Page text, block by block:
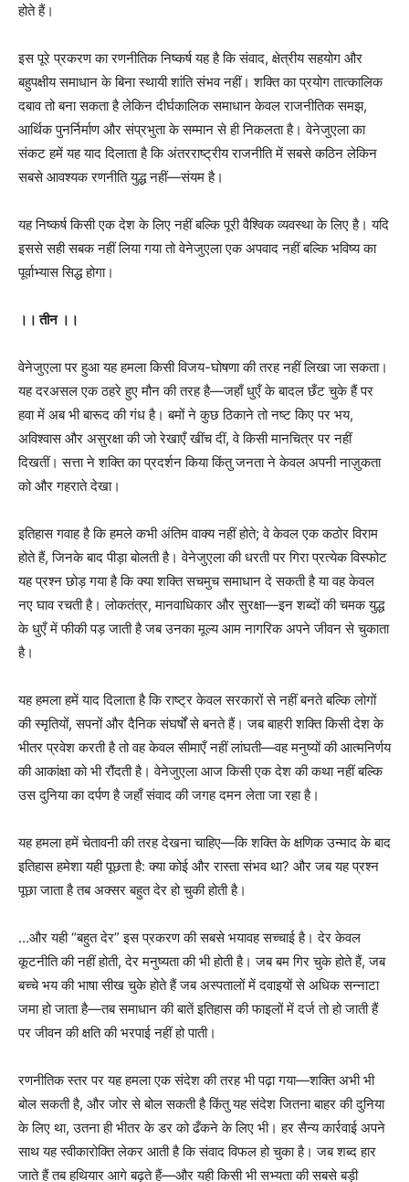
होते हैं।
इस पूरे प्रकरण का रणनीतिक निष्कर्ष यह है कि संवाद, क्षेत्रीय सहयोग और
बहुपक्षीय समाधान के बिना स्थायी शांति संभव नहीं। शक्ति का प्रयोग तात्कालिक
दबाव तो बना सकता है लेकिन दीर्घकालिक समाधान केवल राजनीतिक समझ,
आर्थिक पुनर्निर्माण और संप्रभुता के सम्मान से ही निकलता है। वेनेजुएला का
संकट हमें यह याद दिलाता है कि अंतरराष्ट्रीय राजनीति में सबसे कठिन लेकिन
सबसे आवश्यक रणनीति युद्ध नहीं—संयम है।
यह निष्कर्ष किसी एक देश के लिए नहीं बल्कि पूरी वैश्विक व्यवस्था के लिए है। यदि
इससे सही सबक नहीं लिया गया तो वेनेजुएला एक अपवाद नहीं बल्कि भविष्य का
पूर्वाभ्यास सिद्ध होगा।
।। तीन ।।
वेनेजुएला पर हुआ यह हमला किसी विजय-घोषणा की तरह नहीं लिखा जा सकता।
यह दरअसल एक ठहरे हुए मौन की तरह है—जहाँ धुएँ के बादल छँट चुके हैं पर
हवा में अब भी बारूद की गंध है। बमों ने कुछ ठिकाने तो नष्ट किए पर भय,
अविश्वास और असुरक्षा की जो रेखाएँ खींच दीं, वे किसी मानचित्र पर नहीं
दिखतीं। सत्ता ने शक्ति का प्रदर्शन किया किंतु जनता ने केवल अपनी नाज़ुकता
को और गहराते देखा।
इतिहास गवाह है कि हमले कभी अंतिम वाक्य नहीं होते; वे केवल एक कठोर विराम
होते हैं, जिनके बाद पीड़ा बोलती है। वेनेजुएला की धरती पर गिरा प्रत्येक विस्फोट
यह प्रश्न छोड़ गया है कि क्या शक्ति सचमुच समाधान दे सकती है या वह केवल
नए घाव रचती है। लोकतंत्र, मानवाधिकार और सुरक्षा—इन शब्दों की चमक युद्ध
के धुएँ में फीकी पड़ जाती है जब उनका मूल्य आम नागरिक अपने जीवन से चुकाता
है।
यह हमला हमें याद दिलाता है कि राष्ट्र केवल सरकारों से नहीं बनते बल्कि लोगों
की स्मृतियों, सपनों और दैनिक संघर्षों से बनते हैं। जब बाहरी शक्ति किसी देश के
भीतर प्रवेश करती है तो वह केवल सीमाएँ नहीं लांघती—वह मनुष्यों की आत्मनिर्णय
की आकांक्षा को भी रौंदती है। वेनेजुएला आज किसी एक देश की कथा नहीं बल्कि
उस दुनिया का दर्पण है जहाँ संवाद की जगह दमन लेता जा रहा है।
यह हमला हमें चेतावनी की तरह देखना चाहिए—कि शक्ति के क्षणिक उन्माद के बाद
इतिहास हमेशा यही पूछता है: क्या कोई और रास्ता संभव था? और जब यह प्रश्न
पूछा जाता है तब अक्सर बहुत देर हो चुकी होती है।
…और यही “बहुत देर” इस प्रकरण की सबसे भयावह सच्चाई है। देर केवल
कूटनीति की नहीं होती, देर मनुष्यता की भी होती है। जब बम गिर चुके होते हैं, जब
बच्चे भय की भाषा सीख चुके होते हैं जब अस्पतालों में दवाइयों से अधिक सन्नाटा
जमा हो जाता है—तब समाधान की बातें इतिहास की फाइलों में दर्ज तो हो जाती हैं
पर जीवन की क्षति की भरपाई नहीं हो पाती।
रणनीतिक स्तर पर यह हमला एक संदेश की तरह भी पढ़ा गया—शक्ति अभी भी
बोल सकती है, और जोर से बोल सकती है किंतु यह संदेश जितना बाहर की दुनिया
के लिए था, उतना ही भीतर के डर को ढँकने के लिए भी। हर सैन्य कार्रवाई अपने
साथ यह स्वीकारोक्ति लेकर आती है कि संवाद विफल हो चुका है। जब शब्द हार
जाते हैं तब हथियार आगे बढ़ते हैं—और यही किसी भी सभ्यता की सबसे बड़ी